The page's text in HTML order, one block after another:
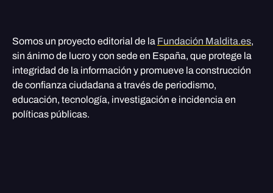
Somos un proyecto editorial de la Fundación Maldita.es,
sin ánimo de lucro y con sede en España, que protege la
integridad de la información y promueve la construcción
de confianza ciudadana a través de periodismo,
educación, tecnología, investigación e incidencia en
políticas públicas.